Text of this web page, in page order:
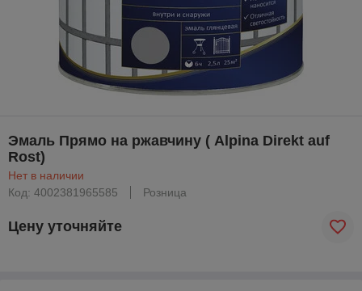
Эмаль Прямо на ржавчину ( Alpina Direkt auf
Rost)
Нет в наличии
Код: 4002381965585
Розница
Цену уточняйте